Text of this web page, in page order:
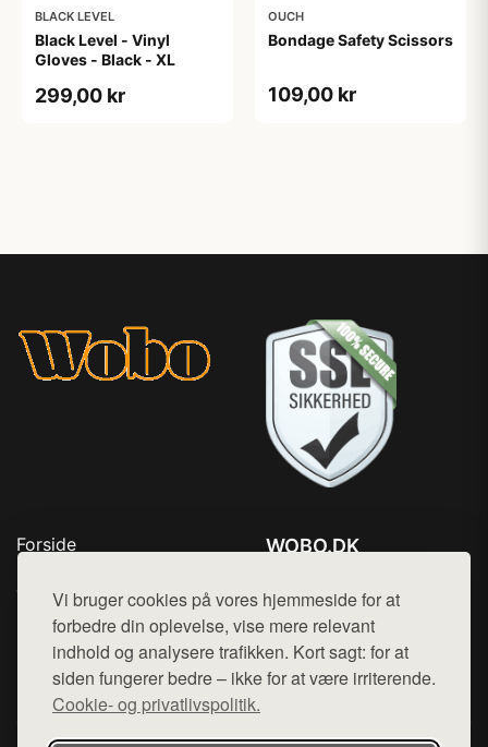
Vi bruger cookies på vores hjemmeside for at
forbedre din oplevelse, vise mere relevant
indhold og analysere trafikken. Kort sagt: for at
siden fungerer bedre – ikke for at være irriterende.
Cookie- og privatlivspolitik.
BLACK LEVEL
Black Level - Vinyl
Gloves - Black - XL
299,00 kr
OUCH
Bondage Safety Scissors
109,00 kr
Forside
Top Rabatter
Kontakt
WOBO.DK
Mail: hej@want.dk
Cookie- og privatlivspolitik